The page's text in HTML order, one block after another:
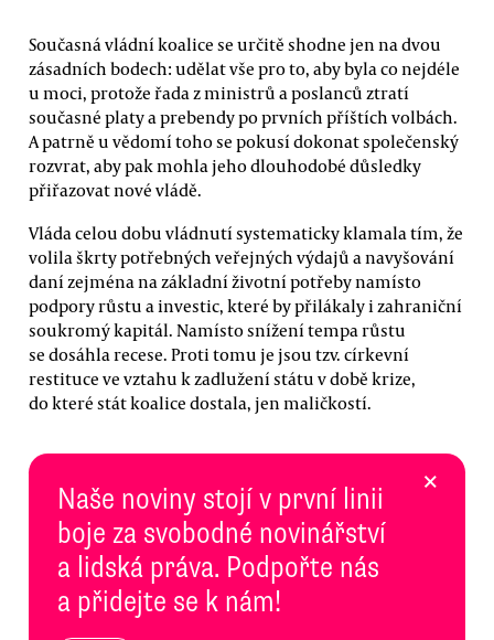
Současná vládní koalice se určitě shodne jen na dvou
zásadních bodech: udělat vše pro to, aby byla co nejdéle
u moci, protože řada z ministrů a poslanců ztratí
současné platy a prebendy po prvních příštích volbách.
A patrně u vědomí toho se pokusí dokonat společenský
rozvrat, aby pak mohla jeho dlouhodobé důsledky
přiřazovat nové vládě.
Vláda celou dobu vládnutí systematicky klamala tím, že
volila škrty potřebných veřejných výdajů a navyšování
daní zejména na základní životní potřeby namísto
podpory růstu a investic, které by přilákaly i zahraniční
soukromý kapitál. Namísto snížení tempa růstu
se dosáhla recese. Proti tomu je jsou tzv. církevní
restituce ve vztahu k zadlužení státu v době krize,
do které stát koalice dostala, jen maličkostí.
Naše noviny stojí v první linii
boje za svobodné novinářství
a lidská práva. Podpořte nás
a přidejte se k nám!
×